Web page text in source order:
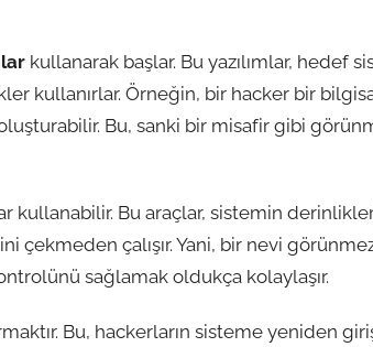
kullanarak başlar. Bu yazılımlar, hedef
kullanırlar. Örneğin, bir hacker bir
Bu, sanki bir misafir gibi
kullanabilir. Bu araçlar, sistemin
çekmeden çalışır. Yani, bir nevi
sağlamak oldukça kolaylaşır.
Bu, hackerların sisteme yeniden